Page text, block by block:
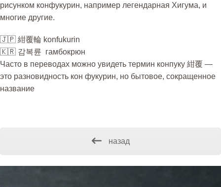
рисунком конфукурин, например легендарная Хигума, и
многие другие.
🇯🇵 紺覆輪 konfukurin
🇰🇷 감복륜 гамбокрюн
Часто в переводах можно увидеть термин конпуку 紺覆 —
это разновидность кон фукурин, но бытовое, сокращенное
название
назад